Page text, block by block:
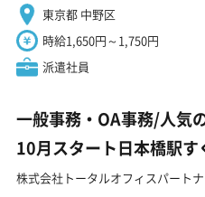
東京都 中野区
時給1,650円～1,750円
派遣社員
一般事務・OA事務/人気
10月スタート日本橋駅す
株式会社トータルオフィスパート